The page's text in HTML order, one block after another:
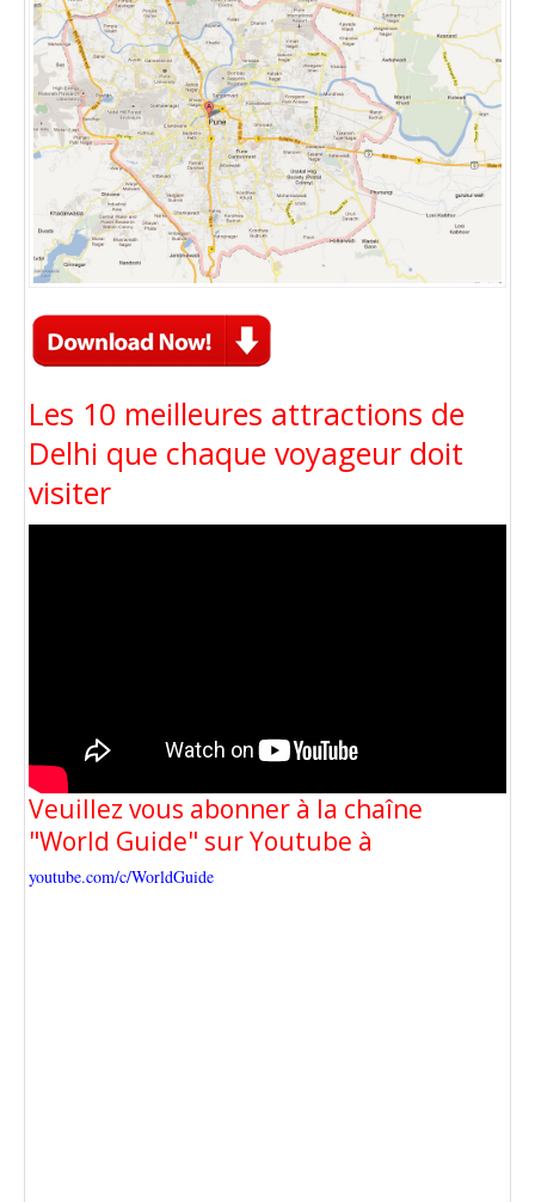
Les 10 meilleures attractions de
Delhi que chaque voyageur doit
visiter
Veuillez vous abonner à la chaîne
"World Guide" sur Youtube à
youtube.com/c/WorldGuide